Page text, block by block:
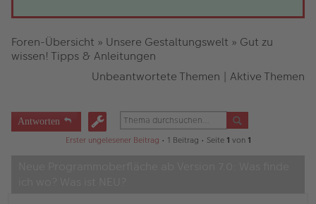
Foren-Übersicht » Unsere Gestaltungswelt » Gut zu
wissen! Tipps & Anleitungen
Unbeantwortete Themen | Aktive Themen
Antworten
Erster ungelesener Beitrag • 1 Beitrag • Seite 1 von 1